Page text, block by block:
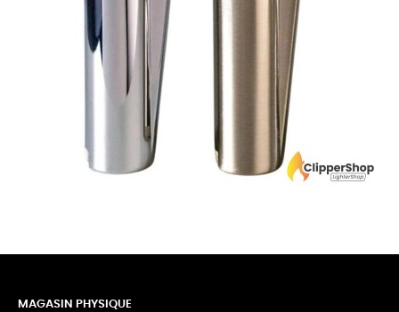
MAGASIN PHYSIQUE